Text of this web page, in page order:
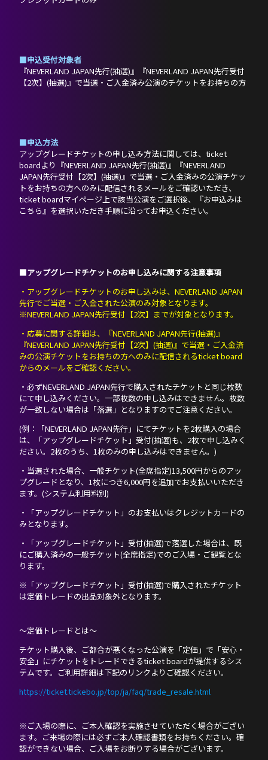
■申込受付対象者
『NEVERLAND JAPAN先行(抽選)』『NEVERLAND JAPAN先行受付
【2次】(抽選)』で当選・ご入金済み公演のチケットをお持ちの方
■申込方法
アップグレードチケットの申し込み方法に関しては、ticket
boardより『NEVERLAND JAPAN先行(抽選)』『NEVERLAND
JAPAN先行受付【2次】(抽選)』で当選・ご入金済みの公演チケッ
トをお持ちの方へのみに配信されるメールをご確認いただき、
ticket boardマイページ上で該当公演をご選択後、『お申込みは
こちら』を選択いただき手順に沿ってお申込ください。
■アップグレードチケットのお申し込みに関する注意事項
・アップグレードチケットのお申し込みは、NEVERLAND JAPAN
先行でご当選・ご入金された公演のみ対象となります。
※NEVERLAND JAPAN先行受付【2次】までが対象となります。
・応募に関する詳細は、『NEVERLAND JAPAN先行(抽選)』
『NEVERLAND JAPAN先行受付【2次】(抽選)』で当選・ご入金済
みの公演チケットをお持ちの方へのみに配信されるticket board
からのメールをご確認ください。
・必ずNEVERLAND JAPAN先行で購入されたチケットと同じ枚数
にて申し込みください。一部枚数の申し込みはできません。枚数
が一致しない場合は「落選」となりますのでご注意ください。
(例：「NEVERLAND JAPAN先行」にてチケットを2枚購入の場合
は、「アップグレードチケット」受付(抽選)も、2枚で申し込みく
ださい。2枚のうち、1枚のみの申し込みはできません。)
・当選された場合、一般チケット(全席指定)13,500円からのアッ
プグレードとなり、1枚につき6,000円を追加でお支払いいただき
ます。(システム利用料別)
・「アップグレードチケット」のお支払いはクレジットカードの
みとなります。
・「アップグレードチケット」受付(抽選)で落選した場合は、既
にご購入済みの一般チケット(全席指定)でのご入場・ご観覧とな
ります。
※「アップグレードチケット」受付(抽選)で購入されたチケット
は定価トレードの出品対象外となります。
〜定価トレードとは〜
チケット購入後、ご都合が悪くなった公演を「定価」で「安心・
安全」にチケットをトレードできるticket boardが提供するシス
テムです。ご利用詳細は下記のリンクよりご確認ください。
https://ticket.tickebo.jp/top/ja/faq/trade_resale.html
※ご入場の際に、ご本人確認を実施させていただく場合がござい
ます。ご来場の際には必ずご本人確認書類をお持ちください。確
認ができない場合、ご入場をお断りする場合がございます。